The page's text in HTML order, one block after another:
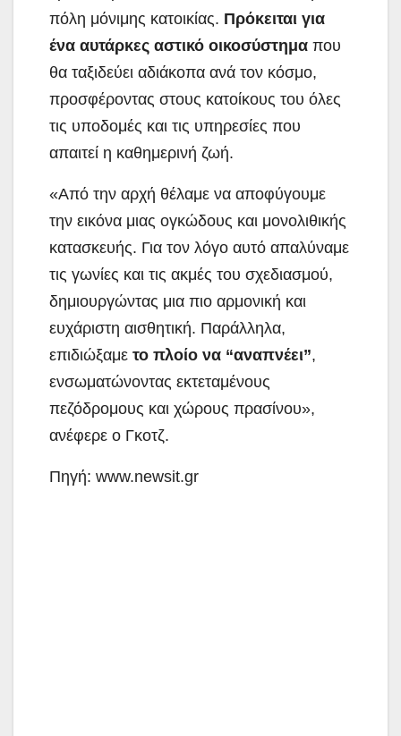
πόλη μόνιμης κατοικίας. Πρόκειται για
ένα αυτάρκες αστικό οικοσύστημα που
θα ταξιδεύει αδιάκοπα ανά τον κόσμο,
προσφέροντας στους κατοίκους του όλες
τις υποδομές και τις υπηρεσίες που
απαιτεί η καθημερινή ζωή.
«Από την αρχή θέλαμε να αποφύγουμε
την εικόνα μιας ογκώδους και μονολιθικής
κατασκευής. Για τον λόγο αυτό απαλύναμε
τις γωνίες και τις ακμές του σχεδιασμού,
δημιουργώντας μια πιο αρμονική και
ευχάριστη αισθητική. Παράλληλα,
επιδιώξαμε το πλοίο να “αναπνέει”,
ενσωματώνοντας εκτεταμένους
πεζόδρομους και χώρους πρασίνου»,
ανέφερε ο Γκοτζ.
Πηγή: www.newsit.gr